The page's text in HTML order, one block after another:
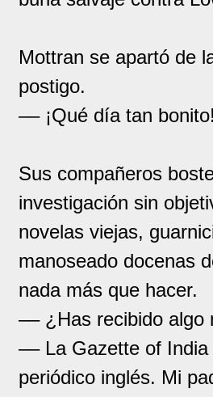
Mottran se apartó de
postigo.
–– ¡Qué día tan
Sus compañeros
investigación sin
novelas viejas,
manoseado docenas
nada más que hacer.
–– ¿Has recibido algo
–– La Gazette of
periódico inglés. Mi